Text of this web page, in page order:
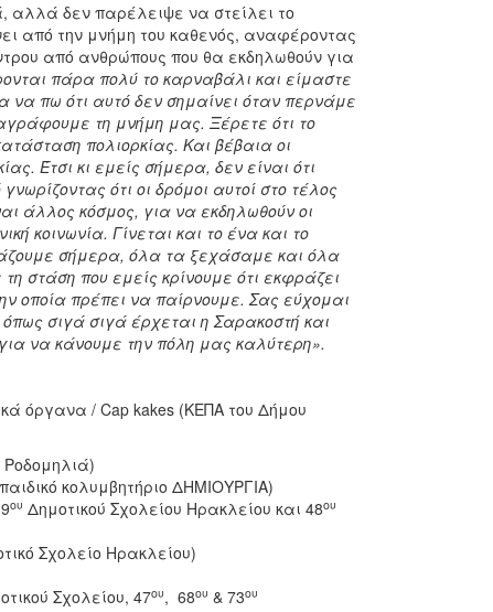
αλλά δεν παρέλειψε να στείλει το
από την μνήμη του καθενός, αναφέροντας
από ανθρώπους που θα εκδηλωθούν για
πάρα πολύ το καρναβάλι και είμαστε
πω ότι αυτό δεν σημαίνει όταν περνάμε
τη μνήμη μας. Ξέρετε ότι το
πολιορκίας. Και βέβαια οι
Έτσι κι εμείς σήμερα, δεν είναι ότι
ότι οι δρόμοι αυτοί στο τέλος
άλλος κόσμος, για να εκδηλωθούν οι
κοινωνία. Γίνεται και το ένα και το
σήμερα, όλα τα ξεχάσαμε και όλα
στάση που εμείς κρίνουμε ότι εκφράζει
οποία πρέπει να παίρνουμε. Σας εύχομαι
σιγά σιγά έρχεται η Σαρακοστή και
να κάνουμε την πόλη μας καλύτερη».
όργανα / Cap kakes (ΚΕΠΑ του Δήμου
κολυμβητήριο ΔΗΜΙΟΥΡΓΙΑ)
ου Δημοτικού Σχολείου Ηρακλείου και 48ου
Σχολείο Ηρακλείου)
Σχολείου, 47ου, 68ου & 73ου